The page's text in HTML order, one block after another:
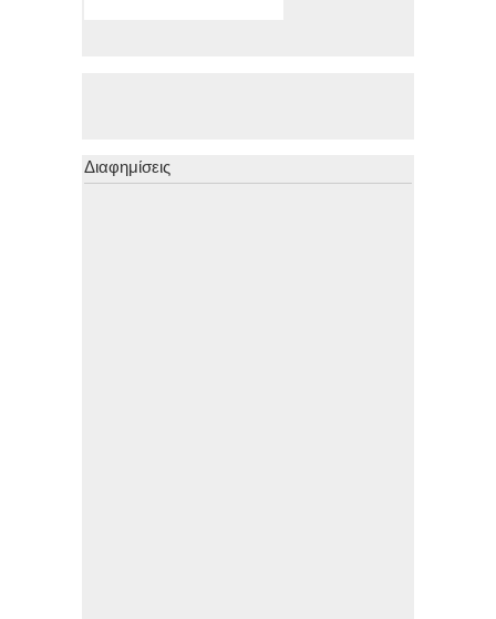
Διαφημίσεις